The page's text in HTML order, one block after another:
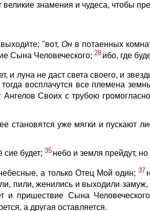
знамения и чудеса, чтобы
"вот, Онв потаенных
Сына Человеческого; 28 ибо, где
и луна не даст света своего, и
восплачутся все племена
Ангелов Своих с трубою
становятся уже мягки и пускают
сие будет; 35 небо и земля прейдут,
а только Отец Мой один; 37
пили, женились и выходили замуж,
и пришествие Сына
а другая оставляется.